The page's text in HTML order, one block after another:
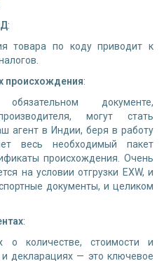
:
товара по коду приводит к
происхождения:
документе,
могут стать
агент в Индии, беря в работу
весь необходимый пакет
происхождения. Очень
на условии отгрузки EXW, и
документы, и целиком
:
о количестве, стоимости и
декларациях — это ключевое